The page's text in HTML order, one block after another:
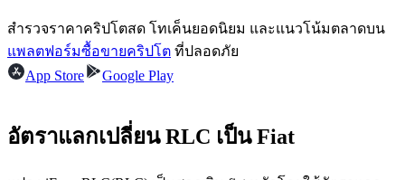
การเซ้งแบบยืดหยุ่นเพื่อรับโทเคนยอดนิยม
สำรวจราคาคริปโตสด โทเค็นยอดนิยม และแนวโน้มตลาดบน
แพลตฟอร์มซื้อขายคริปโต ที่ปลอดภัย
App Store
Google Play
อัตราแลกเปลี่ยน RLC เป็น Fiat